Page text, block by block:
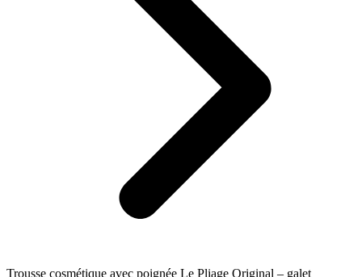
Trousse cosmétique avec poignée Le Pliage Original – galet